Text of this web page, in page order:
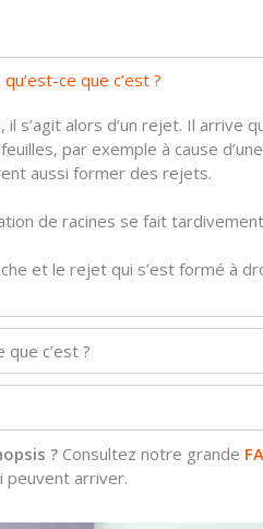
ce que c’est ?
s’agit alors d’un rejet. Il arrive
par exemple à cause
aussi former des rejets.
de racines se fait
et le rejet qui s’est formé à
c’est ?
? Consultez notre grande
peuvent arriver.